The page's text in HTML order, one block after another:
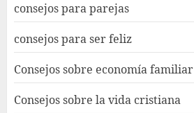
consejos para parejas
consejos para ser feliz
Consejos sobre economía familiar
Consejos sobre la vida cristiana